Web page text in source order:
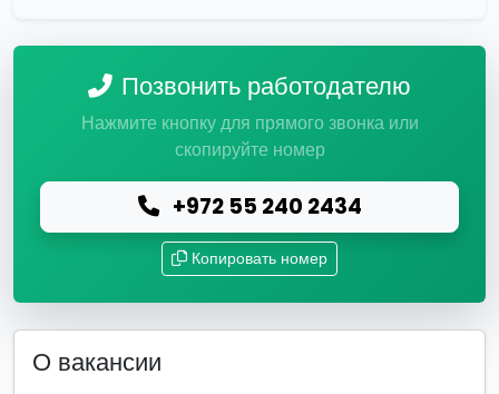
Позвонить работодателю
Нажмите кнопку для прямого звонка или
скопируйте номер
+972 55 240 2434
Копировать номер
О вакансии